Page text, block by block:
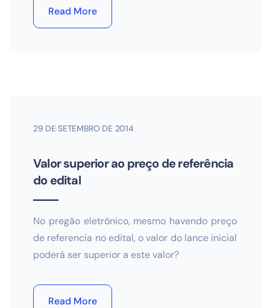
Read More
29 DE SETEMBRO DE 2014
Valor superior ao preço de referência
do edital
No pregão eletrônico, mesmo havendo preço
de referencia no edital, o valor do lance inicial
poderá ser superior a este valor?
Read More